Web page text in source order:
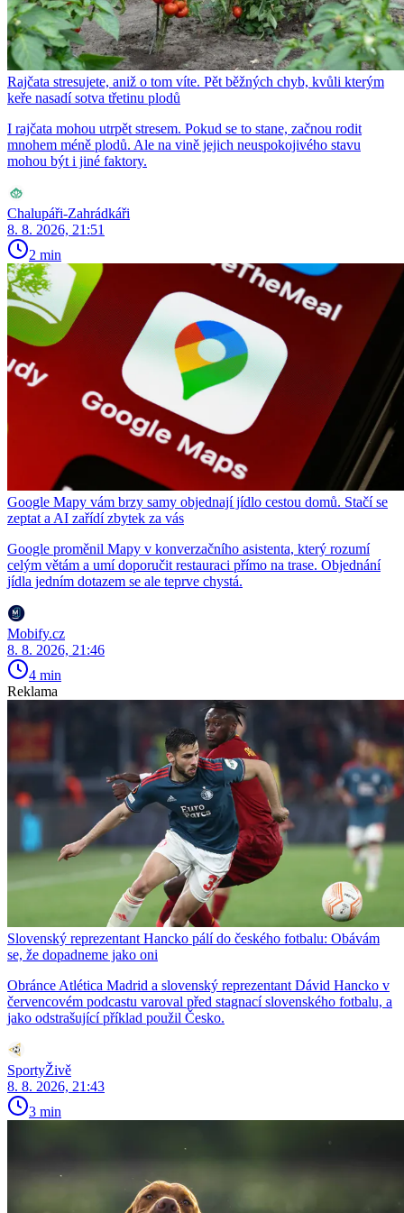
Rajčata stresujete, aniž o tom víte. Pět běžných chyb, kvůli kterým
keře nasadí sotva třetinu plodů
I rajčata mohou utrpět stresem. Pokud se to stane, začnou rodit
mnohem méně plodů. Ale na vině jejich neuspokojivého stavu
mohou být i jiné faktory.
Chalupáři-Zahrádkáři
8. 8. 2026, 21:51
2 min
Google Mapy vám brzy samy objednají jídlo cestou domů. Stačí se
zeptat a AI zařídí zbytek za vás
Google proměnil Mapy v konverzačního asistenta, který rozumí
celým větám a umí doporučit restauraci přímo na trase. Objednání
jídla jedním dotazem se ale teprve chystá.
Mobify.cz
8. 8. 2026, 21:46
4 min
Reklama
Slovenský reprezentant Hancko pálí do českého fotbalu: Obávám
se, že dopadneme jako oni
Obránce Atlética Madrid a slovenský reprezentant Dávid Hancko v
červencovém podcastu varoval před stagnací slovenského fotbalu, a
jako odstrašující příklad použil Česko.
SportyŽivě
8. 8. 2026, 21:43
3 min